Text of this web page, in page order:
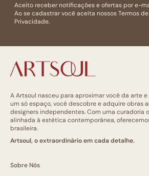
Aceito receber notificações e ofertas por e-
Ao se cadastrar você aceita nossosTermos
Privacidade.
A Artsoul nasceu para aproximar você da arte
um só espaço, você descobre e adquire obras
designers independentes. Com uma curadoria
alinhada à estética contemporânea,
brasileira.
Artsoul, o extraordinário em cada detalhe.
Sobre Nós